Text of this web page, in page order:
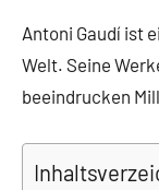
Antoni Gaudí ist
Welt. Seine
beeindrucken